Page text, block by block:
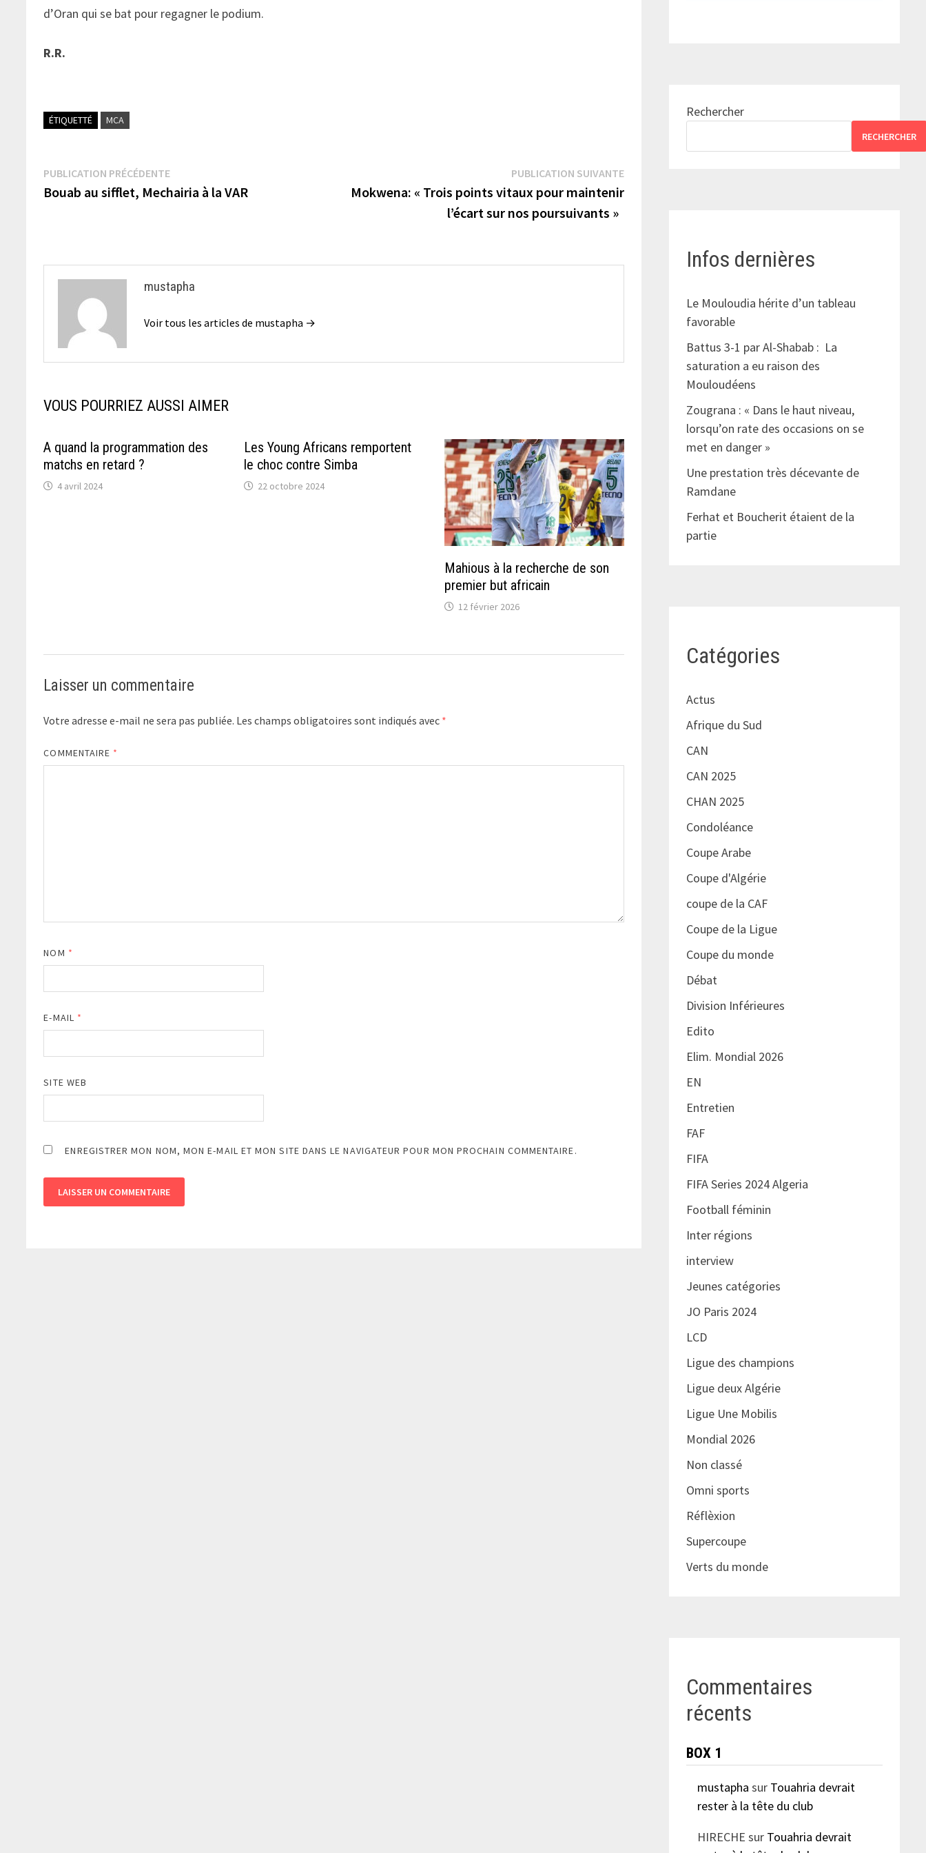
d’Oran qui se bat pour regagner le podium.
R.R.
ÉTIQUETTÉ MCA
Navigation
de
PUBLICATION PRÉCÉDENTEPublication
précédente :
Bouab au sifflet, Mechairia à la VAR
PUBLICATION SUIVANTEPublication
suivante :
Mokwena: « Trois points vitaux pour maintenir
l’écart sur nos poursuivants »
mustapha
Voir tous les articles de mustapha →
VOUS POURRIEZ AUSSI AIMER
A quand la programmation des
matchs en retard ?
4 avril 2024
Les Young Africans remportent
le choc contre Simba
22 octobre 2024
Mahious à la recherche de son
premier but africain
12 février 2026
Laisser un commentaire
Votre adresse e-mail ne sera pas publiée. Les champs obligatoires sont indiqués avec *
COMMENTAIRE *
NOM *
E-MAIL *
SITE WEB
ENREGISTRER MON NOM, MON E-MAIL ET MON SITE DANS LE NAVIGATEUR POUR MON PROCHAIN COMMENTAIRE.
Rechercher
RECHERCHER
Infos dernières
Le Mouloudia hérite d’un tableau
favorable
Battus 3-1 par Al-Shabab : La
saturation a eu raison des
Mouloudéens
Zougrana : « Dans le haut niveau,
lorsqu’on rate des occasions on se
met en danger »
Une prestation très décevante de
Ramdane
Ferhat et Boucherit étaient de la
partie
Catégories
Actus
Afrique du Sud
CAN
CAN 2025
CHAN 2025
Condoléance
Coupe Arabe
Coupe d'Algérie
coupe de la CAF
Coupe de la Ligue
Coupe du monde
Débat
Division Inférieures
Edito
Elim. Mondial 2026
EN
Entretien
FAF
FIFA
FIFA Series 2024 Algeria
Football féminin
Inter régions
interview
Jeunes catégories
JO Paris 2024
LCD
Ligue des champions
Ligue deux Algérie
Ligue Une Mobilis
Mondial 2026
Non classé
Omni sports
Réflèxion
Supercoupe
Verts du monde
Commentaires
récents
BOX 1
mustapha sur Touahria devrait
rester à la tête du club
HIRECHE sur Touahria devrait